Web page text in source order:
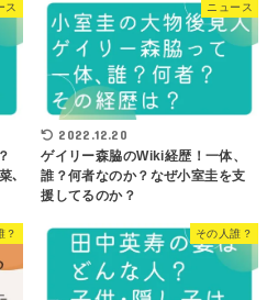
ス
､
ニュース
2022.12.20
ゲイリー森脇のWiki経歴！一体、
誰？何者なのか？なぜ小室圭を支
援してるのか？
？ その人誰？